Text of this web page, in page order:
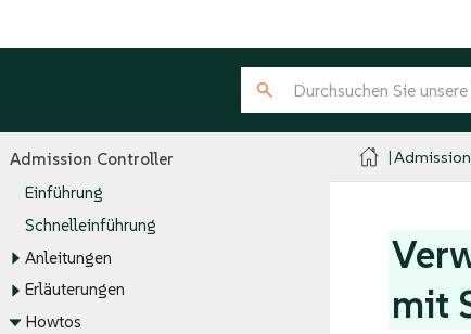
Admission Controller
Einführung
Schnelleinführung
Anleitungen
Erläuterungen
Howtos
mit